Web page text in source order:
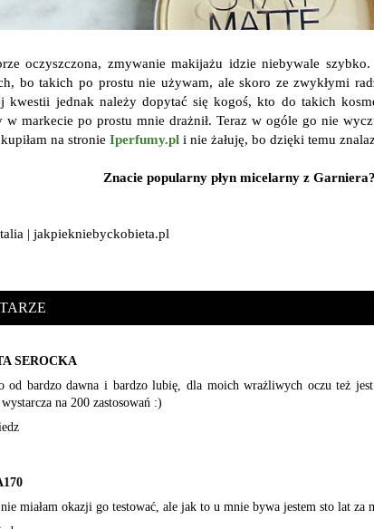
oczyszczona, zmywanie makijażu idzie niebywale
bo takich po prostu nie używam, ale skoro ze zwykłymi
kwestii jednak należy dopytać się kogoś, kto do takich
w markecie po prostu mnie drażnił. Teraz w ogóle go nie
na stronie Iperfumy.pl i nie żałuję, bo dzięki temu
Znacie popularny płyn micelarny z
| jakpiekniebyckobieta.pl
SEROCKA
od bardzo dawna i bardzo lubię, dla moich wrażliwych oczu też
na 200 zastosowań :)
nie miałam okazji go testować, ale jak to u mnie bywa jestem sto lat